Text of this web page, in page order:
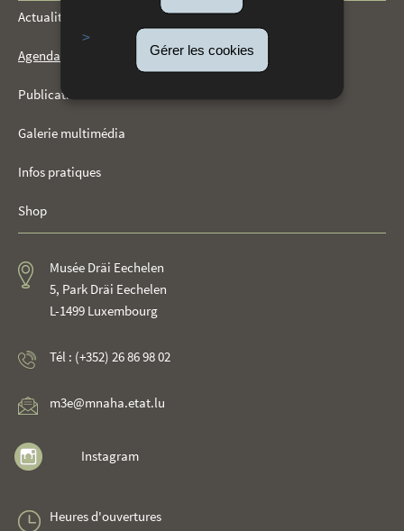
Gérer les cookies
Actualités
Agenda
Publications
Galerie multimédia
Infos pratiques
Shop
Musée Dräi Eechelen
5, Park Dräi Eechelen
L-1499 Luxembourg
Tél : (+352) 26 86 98 02
m3e@mnaha.etat.lu
Instagram
Heures d'ouvertures